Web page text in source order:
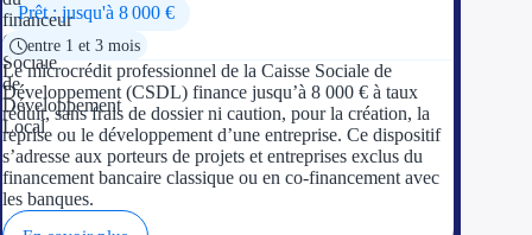
Garantie
Par financeur
Prêt : jusqu'à 8 000 €
entre 1 et 3 mois
Le microcrédit professionnel de la Caisse Sociale de
Développement (CSDL) finance jusqu’à 8 000 € à taux
réduit, sans frais de dossier ni caution, pour la création, la
reprise ou le développement d’une entreprise. Ce dispositif
s’adresse aux porteurs de projets et entreprises exclus du
financement bancaire classique ou en co-financement avec
les banques.